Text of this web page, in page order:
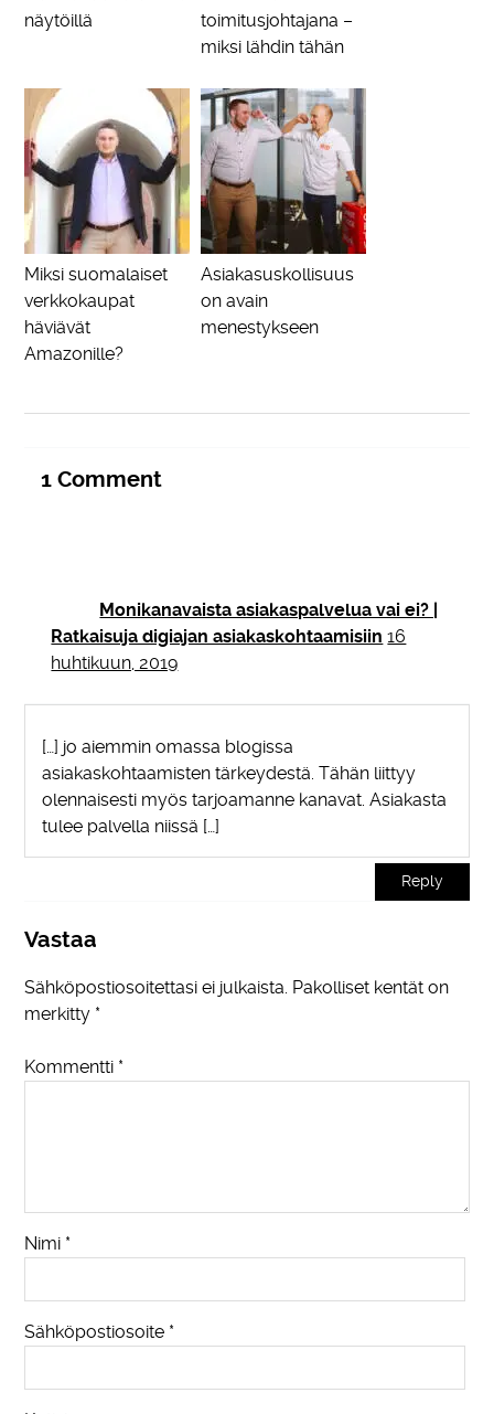
näytöillä
toimitusjohtajana –
miksi lähdin tähän
Miksi suomalaiset
verkkokaupat
häviävät
Amazonille?
Asiakasuskollisuus
on avain
menestykseen
1 Comment
Monikanavaista asiakaspalvelua vai ei? |
Ratkaisuja digiajan asiakaskohtaamisiin 16
huhtikuun, 2019
[…] jo aiemmin omassa blogissa
asiakaskohtaamisten tärkeydestä. Tähän liittyy
olennaisesti myös tarjoamanne kanavat. Asiakasta
tulee palvella niissä […]
Reply
Vastaa
Sähköpostiosoitettasi ei julkaista. Pakolliset kentät on
merkitty *
Kommentti *
Nimi *
Sähköpostiosoite *